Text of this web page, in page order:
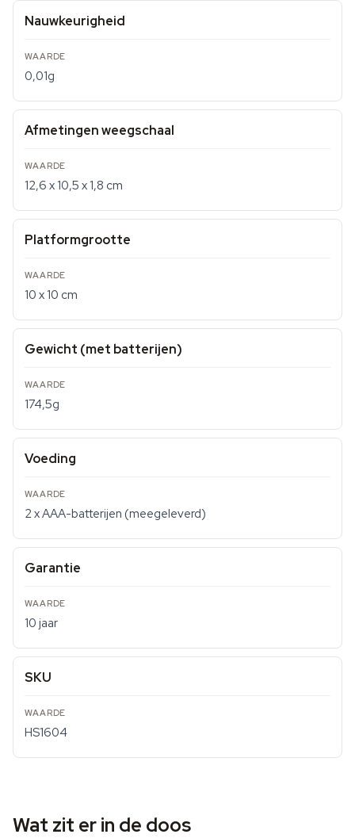
Nauwkeurigheid
0,01g
Afmetingen weegschaal
12,6 x 10,5 x 1,8 cm
Platformgrootte
10 x 10 cm
Gewicht (met batterijen)
174,5g
Voeding
2 x AAA-batterijen (meegeleverd)
Garantie
10 jaar
SKU
HS1604
Wat zit er in de doos